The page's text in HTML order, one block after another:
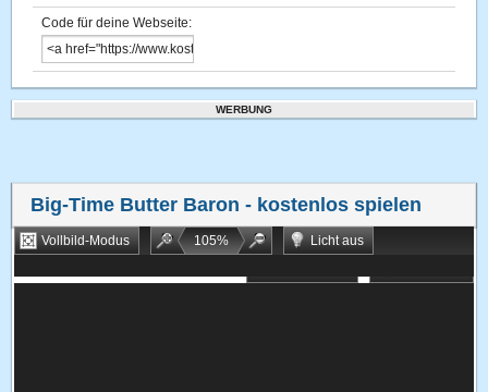
Code für deine Webseite:
WERBUNG
Big-Time Butter Baron - kostenlos spielen
Vollbild-Modus 105%
Licht aus